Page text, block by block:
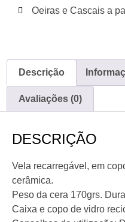
Oeiras e Cascais a
Descrição
Avaliações (0)
DESCRIÇÃO
Vela recarregável, em
cerâmica.
Peso da cera 170grs.
Caixa e copo de vidro